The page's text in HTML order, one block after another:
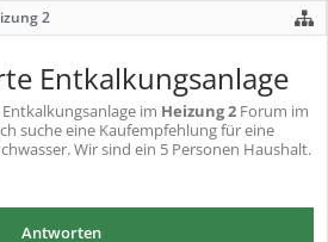
2
Entkalkungsanlage
im Heizung 2 Forum im
suche eine Kaufempfehlung für eine
Wir sind ein 5 Personen Haushalt.
Antworten